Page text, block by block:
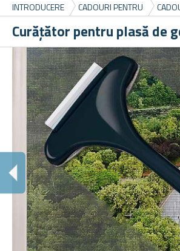
INTRODUCERE
CADOURI PENTRU
Curățător pentru plasă de